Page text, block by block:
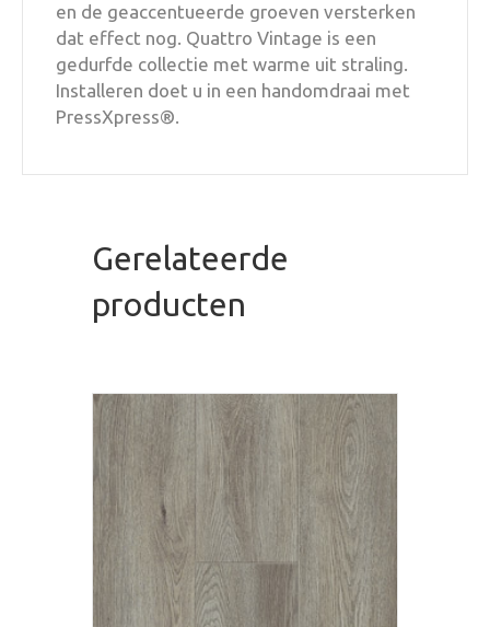
en de geaccentueerde groeven versterken
dat effect nog. Quattro Vintage is een
gedurfde collectie met warme uit straling.
Installeren doet u in een handomdraai met
PressXpress®.
Gerelateerde
producten